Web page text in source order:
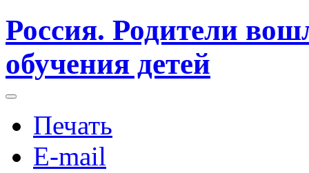
Россия. Родители
обучения детей
Печать
E-mail